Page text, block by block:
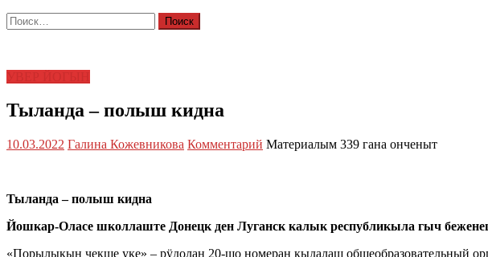
Найти:
Тыланда – полыш кидна
10.03.2022 Галина Кожевникова Комментарий Материалым 339 гана онченыт
Тыланда – полыш кидна
Йошкар-Оласе школлаште Донецк ден Луганск калык республикыла гыч
«Порылыкын чекше уке» – рӱдолан 20-шо номеран кыдалаш общеобразовательный